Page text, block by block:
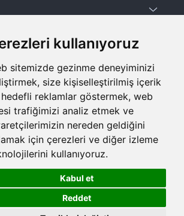
kullanıyoruz
sitemizde gezinme deneyiminizi
size kişiselleştirilmiş içerik
reklamlar göstermek, web
trafiğimizi analiz etmek ve
nereden geldiğini
için çerezleri ve diğer izleme
kullanıyoruz.
Kabul et
Reddet
bilgi@temiz.co
Temiz, Her Hakkı Saklıdır.